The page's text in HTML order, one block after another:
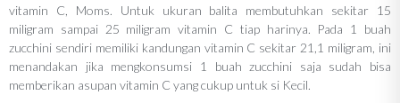
vitamin C, Moms. Untuk ukuran balita membutuhkan sekitar 15
miligram sampai 25 miligram vitamin C tiap harinya. Pada 1 buah
zucchini sendiri memiliki kandungan vitamin C sekitar 21,1 miligram, ini
menandakan jika mengkonsumsi 1 buah zucchini saja sudah bisa
memberikan asupan vitamin C yang cukup untuk si Kecil.